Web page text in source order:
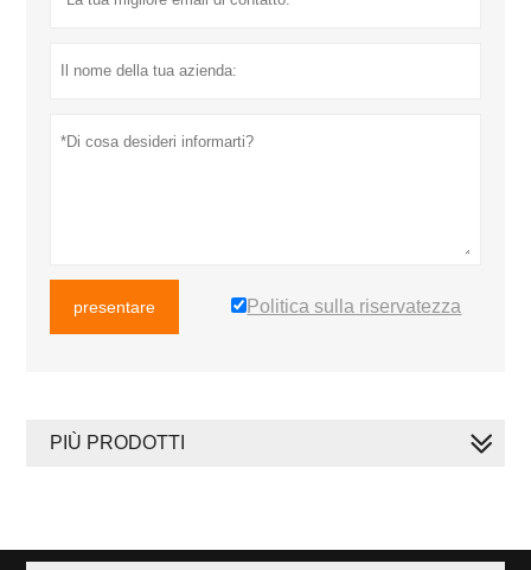
presentare Politica sulla riservatezza
PIÙ PRODOTTI